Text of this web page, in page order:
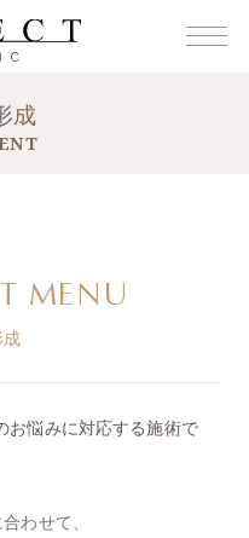
成
MENU
お悩みに対応する施術で
わせて、